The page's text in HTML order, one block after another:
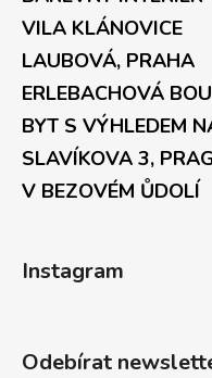
VILA KLÁNOVICE
LAUBOVÁ, PRAHA
ERLEBACHOVÁ
BYT S VÝHLEDEM
SLAVÍKOVA 3,
V BEZOVÉM ŮDOLÍ
Instagram
Odebírat